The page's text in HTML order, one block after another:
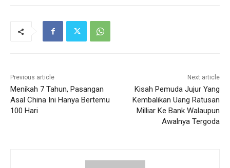
Previous article
Menikah 7 Tahun, Pasangan
Asal China Ini Hanya Bertemu
100 Hari
Next article
Kisah Pemuda Jujur Yang
Kembalikan Uang Ratusan
Milliar Ke Bank Walaupun
Awalnya Tergoda